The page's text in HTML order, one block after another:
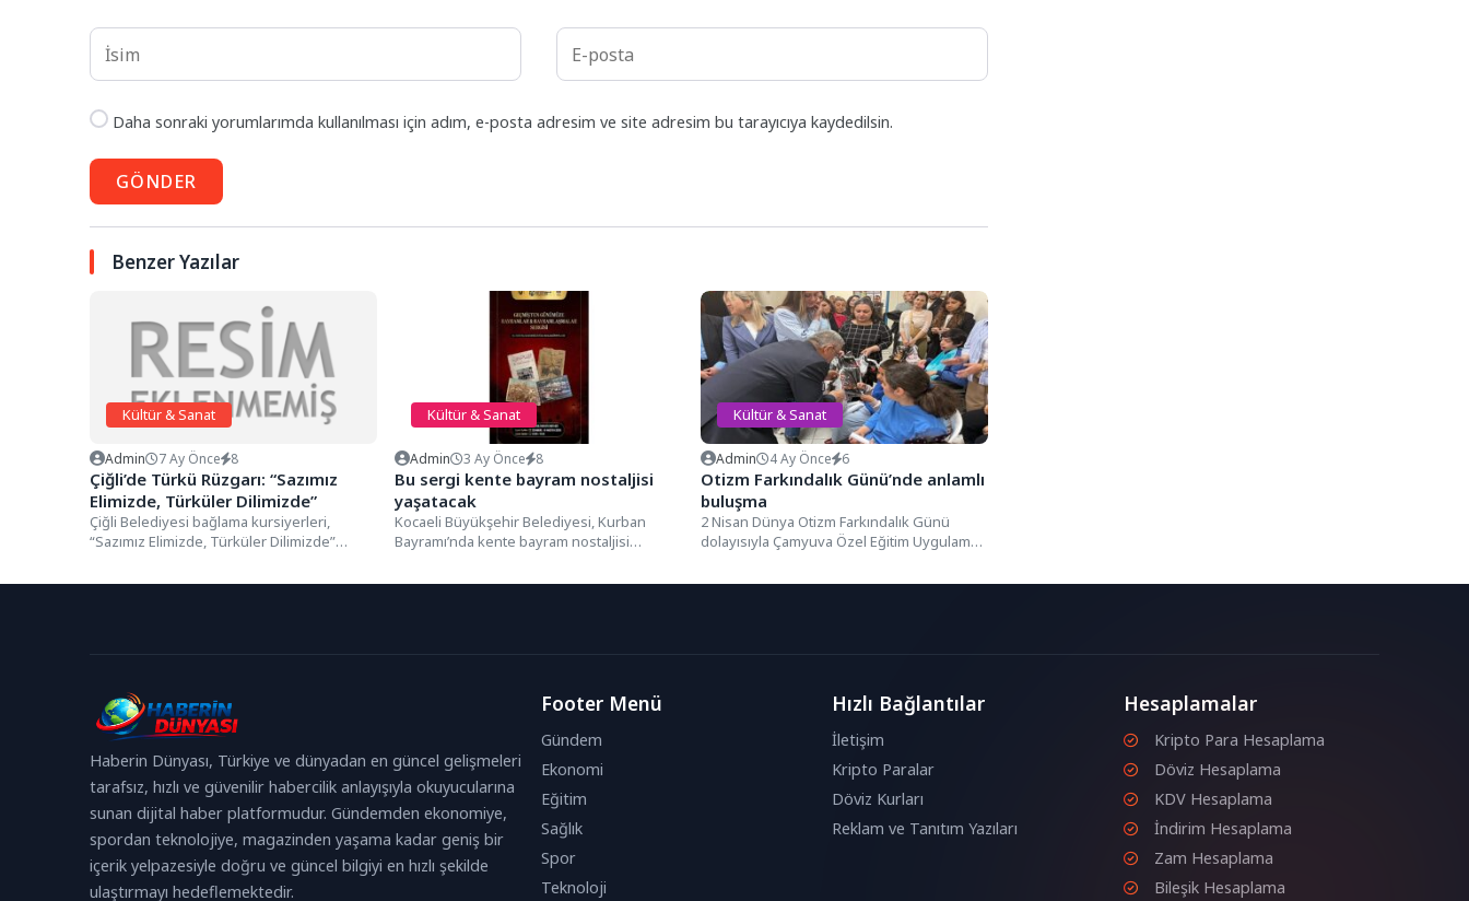
Daha sonraki yorumlarımda kullanılması için adım, e-posta adresim ve site adresim bu tarayıcıya kaydedilsin.
GÖNDER
Benzer Yazılar
Kültür & Sanat
Admin 7 Ay Önce 8
Çiğli’de Türkü Rüzgarı: “Sazımız
Elimizde, Türküler Dilimizde”
Çiğli Belediyesi bağlama kursiyerleri,
“Sazımız Elimizde, Türküler Dilimizde”
hınç doldurdu....
Kültür & Sanat
Admin 3 Ay Önce 8
Bu sergi kente bayram nostaljisi
yaşatacak
Kocaeli Büyükşehir Belediyesi, Kurban
Bayramı’nda kente bayram nostaljisi
Bayramlar & Bayramlaşmalar” konulu...
Kültür & Sanat
Admin 4 Ay Önce 6
Otizm Farkındalık Günü’nde anlamlı
buluşma
2 Nisan Dünya Otizm Farkındalık Günü
dolayısıyla Çamyuva Özel Eğitim Uygulama
Haberin Dünyası, Türkiye ve dünyadan en güncel gelişmeleri
tarafsız, hızlı ve güvenilir habercilik anlayışıyla okuyucularına
sunan dijital haber platformudur. Gündemden ekonomiye,
spordan teknolojiye, magazinden yaşama kadar geniş bir
içerik yelpazesiyle doğru ve güncel bilgiyi en hızlı şekilde
ulaştırmayı hedeflemektedir.
Footer Menü
Gündem
Ekonomi
Eğitim
Sağlık
Spor
Teknoloji
Hızlı Bağlantılar
İletişim
Kripto Paralar
Döviz Kurları
Reklam ve Tanıtım Yazıları
Hesaplamalar
Kripto Para Hesaplama
Döviz Hesaplama
KDV Hesaplama
İndirim Hesaplama
Zam Hesaplama
Bileşik Hesaplama